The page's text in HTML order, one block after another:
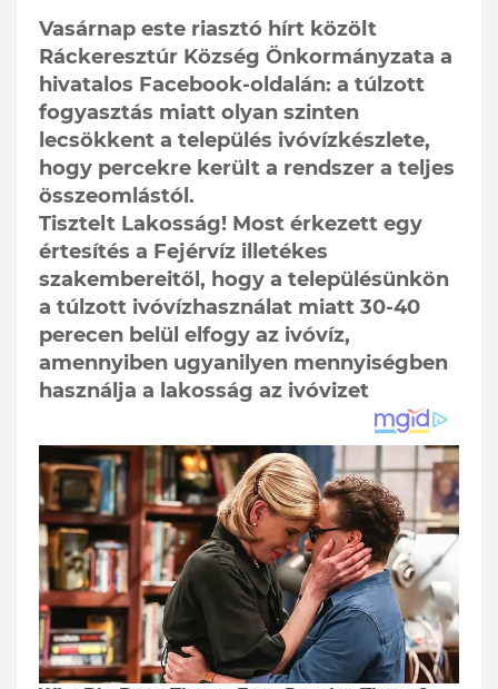
Vasárnap este riasztó hírt közölt
Ráckeresztúr Község Önkormányzata a
hivatalos Facebook-oldalán: a túlzott
fogyasztás miatt olyan szinten
lecsökkent a település ivóvízkészlete,
hogy percekre került a rendszer a teljes
összeomlástól.
Tisztelt Lakosság! Most érkezett egy
értesítés a Fejérvíz illetékes
szakembereitől, hogy a településünkön
a túlzott ivóvízhasználat miatt 30-40
perecen belül elfogy az ivóvíz,
amennyiben ugyanilyen mennyiségben
használja a lakosság az ivóvizet